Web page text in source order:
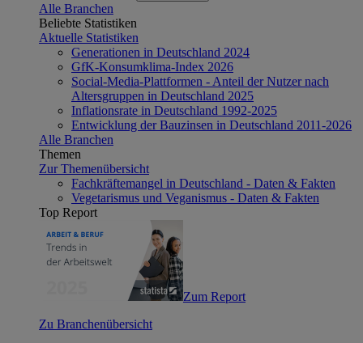
Alle Branchen
Beliebte Statistiken
Aktuelle Statistiken
Generationen in Deutschland 2024
GfK-Konsumklima-Index 2026
Social-Media-Plattformen - Anteil der Nutzer nach
Altersgruppen in Deutschland 2025
Inflationsrate in Deutschland 1992-2025
Entwicklung der Bauzinsen in Deutschland 2011-2026
Alle Branchen
Themen
Zur Themenübersicht
Fachkräftemangel in Deutschland - Daten & Fakten
Vegetarismus und Veganismus - Daten & Fakten
Top Report
Zum Report
Zu Branchenübersicht